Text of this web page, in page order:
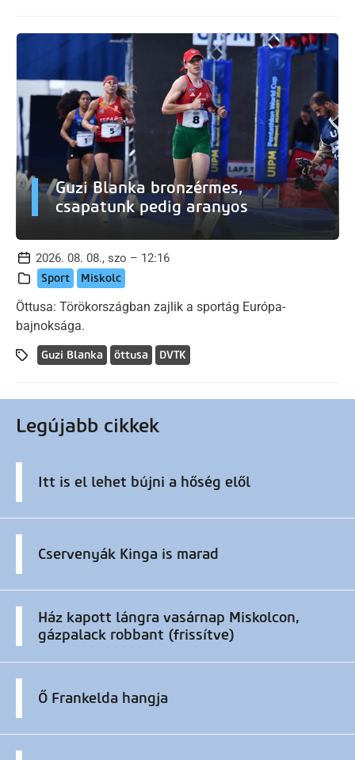
Guzi Blanka bronzérmes,
csapatunk pedig aranyos
2026. 08. 08., szo – 12:16
Sport Miskolc
Öttusa: Törökországban zajlik a sportág Európa-
bajnoksága.
Guzi Blanka öttusa DVTK
Legújabb cikkek
Itt is el lehet bújni a hőség elől
Cservenyák Kinga is marad
Ház kapott lángra vasárnap Miskolcon,
gázpalack robbant (frissítve)
Ő Frankelda hangja